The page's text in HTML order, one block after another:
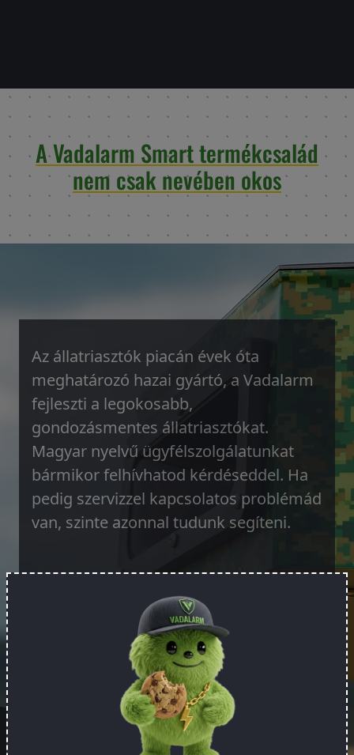
A Vadalarm Smart termékcsalád
nem csak nevében okos
Az állatriasztók piacán évek óta
meghatározó hazai gyártó, a Vadalarm
fejleszti a legokosabb,
gondozásmentes állatriasztókat.
Magyar nyelvű ügyfélszolgálatunkat
bármikor felhívhatod kérdéseddel. Ha
pedig szervizzel kapcsolatos problémád
van, szinte azonnal tudunk segíteni.
Rendeld meg!